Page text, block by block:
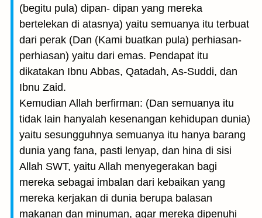
(begitu pula) dipan- dipan yang mereka
bertelekan di atasnya) yaitu semuanya itu terbuat
dari perak (Dan (Kami buatkan pula) perhiasan-
perhiasan) yaitu dari emas. Pendapat itu
dikatakan Ibnu Abbas, Qatadah, As-Suddi, dan
Ibnu Zaid.
Kemudian Allah berfirman: (Dan semuanya itu
tidak lain hanyalah kesenangan kehidupan dunia)
yaitu sesungguhnya semuanya itu hanya barang
dunia yang fana, pasti lenyap, dan hina di sisi
Allah SWT, yaitu Allah menyegerakan bagi
mereka sebagai imbalan dari kebaikan yang
mereka kerjakan di dunia berupa balasan
makanan dan minuman, agar mereka dipenuhi